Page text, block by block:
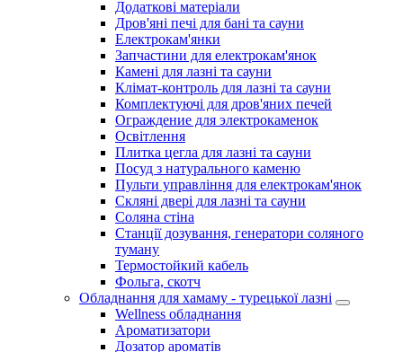
Додаткові матеріали
Дров'яні печі для бані та сауни
Електрокам'янки
Запчастини для електрокам'янок
Камені для лазні та сауни
Клімат-контроль для лазні та сауни
Комплектуючі для дров'яних печей
Ограждение для электрокаменок
Освітлення
Плитка цегла для лазні та сауни
Посуд з натурального каменю
Пульти управління для електрокам'янок
Скляні двері для лазні та сауни
Соляна стіна
Станції дозування, генератори соляного
туману
Термостойкий кабель
Фольга, скотч
Обладнання для хамаму - турецької лазні
Wellness обладнання
Ароматизатори
Дозатор ароматів